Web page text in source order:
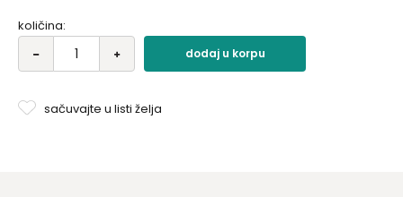
količina:
dodaj u korpu
sačuvajte u listi želja